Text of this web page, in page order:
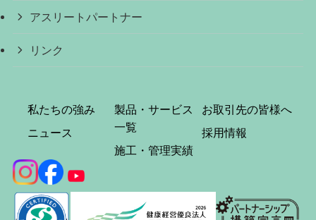
アスリートパートナー
リンク
私たちの強み
ニュース
製品・サービス
一覧
施工・管理実績
お取引先の皆様へ
採用情報